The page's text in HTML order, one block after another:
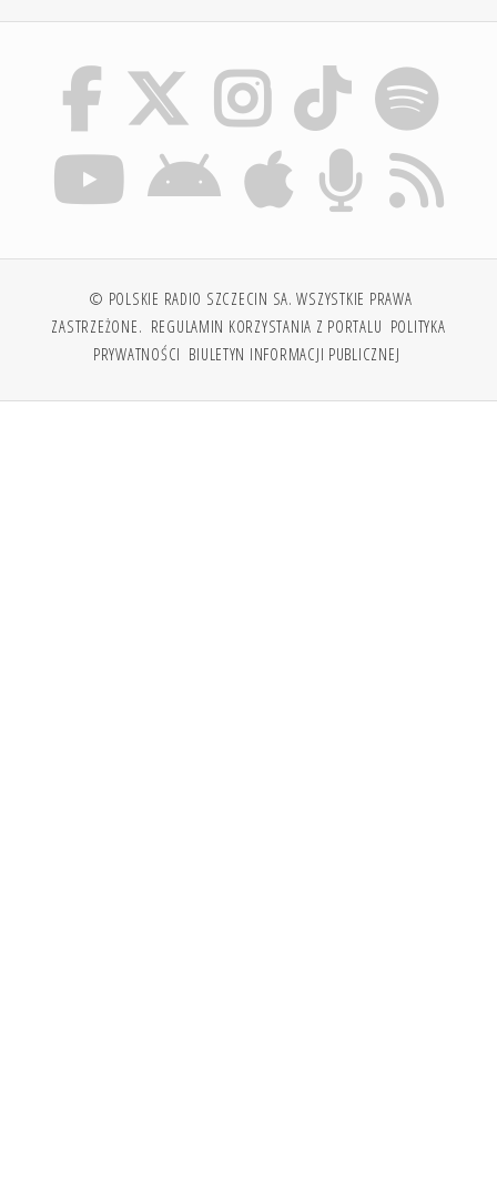
© POLSKIE RADIO SZCZECIN SA. WSZYSTKIE PRAWA
ZASTRZEŻONE. REGULAMIN KORZYSTANIA Z PORTALU POLITYKA
PRYWATNOŚCI BIULETYN INFORMACJI PUBLICZNEJ